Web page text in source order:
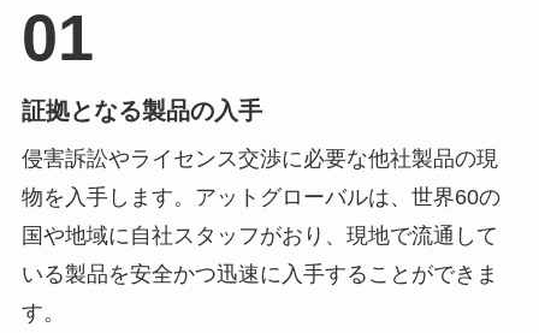
01
証拠となる製品の入手
侵害訴訟やライセンス交渉に必要な他社製品の現
物を入手します。アットグローバルは、世界60の
国や地域に自社スタッフがおり、現地で流通して
いる製品を安全かつ迅速に入手することができま
す。